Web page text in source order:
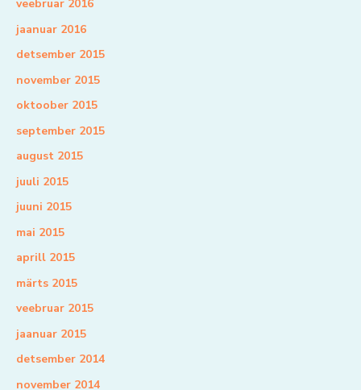
veebruar 2016
jaanuar 2016
detsember 2015
november 2015
oktoober 2015
september 2015
august 2015
juuli 2015
juuni 2015
mai 2015
aprill 2015
märts 2015
veebruar 2015
jaanuar 2015
detsember 2014
november 2014